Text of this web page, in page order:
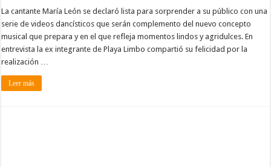
La cantante María León se declaró lista para sorprender a su público con una
serie de videos dancísticos que serán complemento del nuevo concepto
musical que prepara y en el que refleja momentos lindos y agridulces. En
entrevista la ex integrante de Playa Limbo compartió su felicidad por la
realización …
Leer más